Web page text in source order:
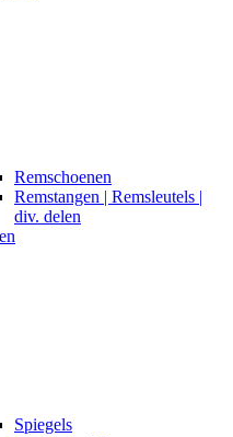
Remschoenen
Remstangen | Remsleutels |
div. delen
Spiegels